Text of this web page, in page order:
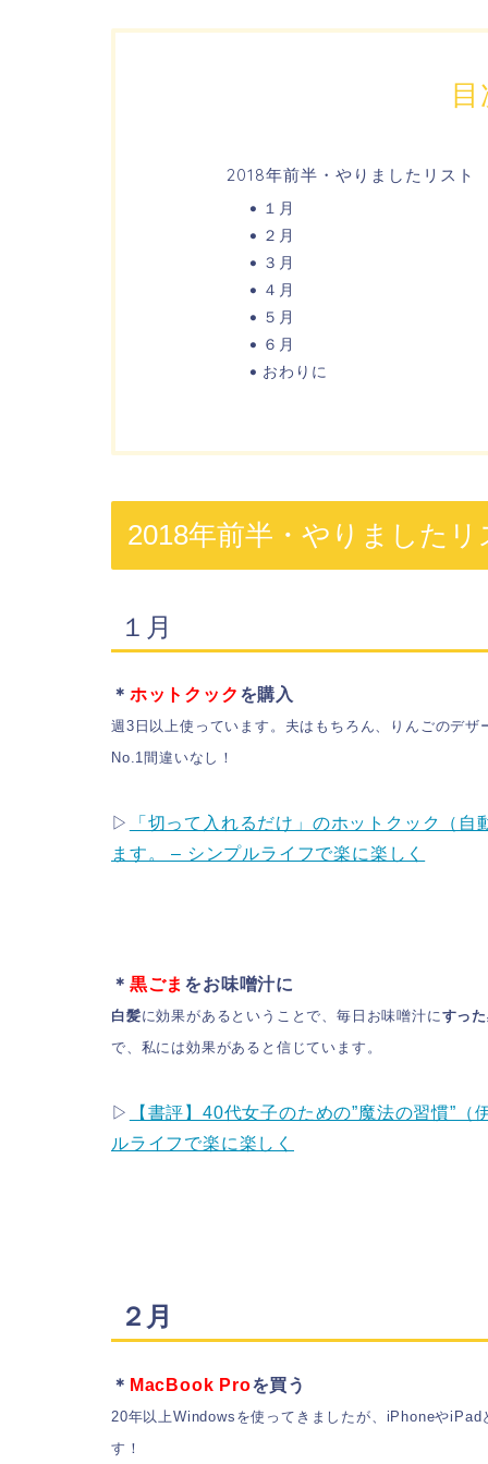
2018年前半・やりましたリスト
１月
２月
３月
４月
５月
６月
おわりに
2018年前半・やりましたリ
１月
＊ ホットクック を購入
週3日以上使っています。夫はもちろん、りんごのデ
No.1間違いなし！
▷
「切って入れるだけ」のホットクック（
ます。 – シンプルライフで楽に楽しく
＊ 黒ごま をお味噌汁に
白髪に効果があるということで、毎日お味噌汁にすっ
で、私には効果があると信じています。
▷
【書評】40代女子のための”魔法の習慣”
ルライフで楽に楽しく
２月
＊ MacBook Proを買う
20年以上Windowsを使ってきましたが、iPhoneや
す！